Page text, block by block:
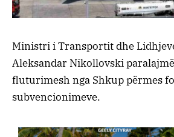
Ministri i Transportit dhe
Aleksandar Nikollovski
fluturimesh nga Shkup përmes
subvencionimeve.